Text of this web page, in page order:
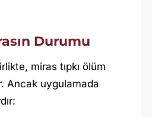
Durumu
miras tıpkı ölüm
Ancak uygulamada